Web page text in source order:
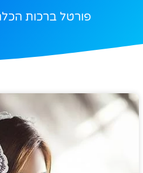
פורטל ברכות